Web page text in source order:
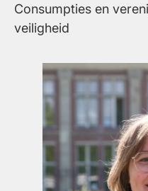
Consumpties en
veiligheid